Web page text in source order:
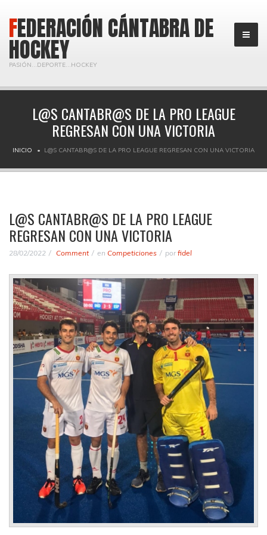
FEDERACIÓN CÁNTABRA DE
HOCKEY
PASIÓN...DEPORTE...HOCKEY
L@S CANTABR@S DE LA PRO LEAGUE
REGRESAN CON UNA VICTORIA
INICIO L@S CANTABR@S DE LA PRO LEAGUE REGRESAN CON UNA VICTORIA
L@S CANTABR@S DE LA PRO LEAGUE
REGRESAN CON UNA VICTORIA
28/02/2022 Comment en Competiciones porfidel